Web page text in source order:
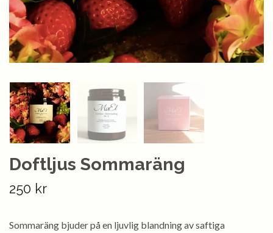
Doftljus Sommaräng
250 kr
Sommaräng bjuder på en ljuvlig blandning av saftiga